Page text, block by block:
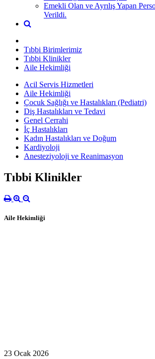
Emekli Olan ve Ayrılış Yapan
Verildi.
Tıbbi Birimlerimiz
Tıbbi Klinikler
Aile Hekimliği
Acil Servis Hizmetleri
Aile Hekimliği
Çocuk Sağlığı ve Hastalıkları (Pediatri)
Diş Hastalıkları ve Tedavi
Genel Cerrahi
İç Hastalıkları
Kadın Hastalıkları ve Doğum
Kardiyoloji
Anesteziyoloji ve Reanimasyon
Tıbbi Klinikler
Aile Hekimliği
23 Ocak 2026